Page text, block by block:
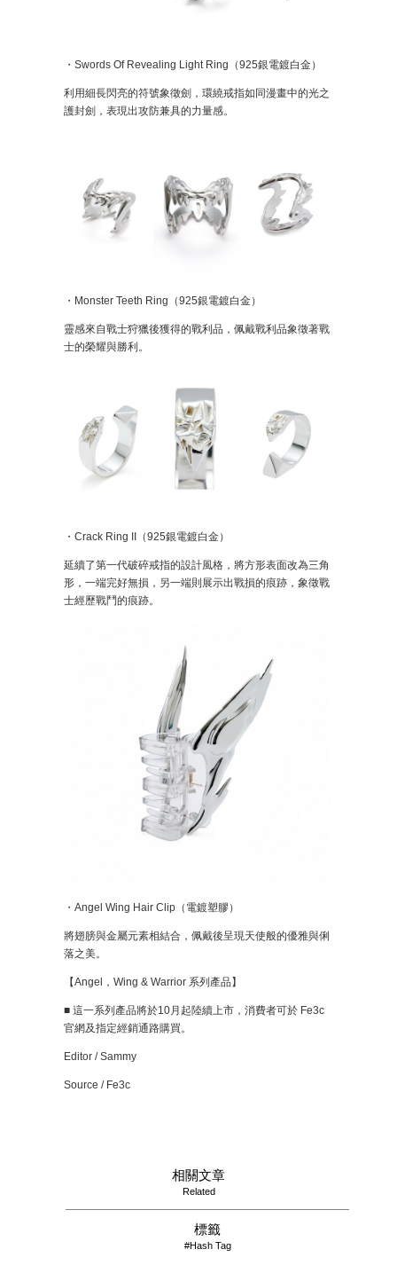
・Swords Of Revealing Light Ring（925銀電鍍白金）
利用細長閃亮的符號象徵劍，環繞戒指如同漫畫中的光之
護封劍，表現出攻防兼具的力量感。
・Monster Teeth Ring（925銀電鍍白金）
靈感來自戰士狩獵後獲得的戰利品，佩戴戰利品象徵著戰
士的榮耀與勝利。
・Crack Ring II（925銀電鍍白金）
延續了第一代破碎戒指的設計風格，將方形表面改為三角
形，一端完好無損，另一端則展示出戰損的痕跡，象徵戰
士經歷戰鬥的痕跡。
・Angel Wing Hair Clip（電鍍塑膠）
將翅膀與金屬元素相結合，佩戴後呈現天使般的優雅與俐
落之美。
【Angel，Wing & Warrior 系列產品】
■ 這一系列產品將於10月起陸續上市，消費者可於 Fe3c
官網及指定經銷通路購買。
Editor / Sammy
Source / Fe3c
相關文章
Related
標籤
#Hash Tag